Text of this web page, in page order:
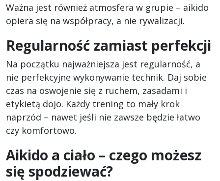
Ważna jest również atmosfera w grupie – aikido
opiera się na współpracy, a nie rywalizacji.
Regularność zamiast perfekcji
Na początku najważniejsza jest regularność, a
nie perfekcyjne wykonywanie technik. Daj sobie
czas na oswojenie się z ruchem, zasadami i
etykietą dojo. Każdy trening to mały krok
naprzód – nawet jeśli nie zawsze będzie łatwo
czy komfortowo.
Aikido a ciało – czego możesz
się spodziewać?